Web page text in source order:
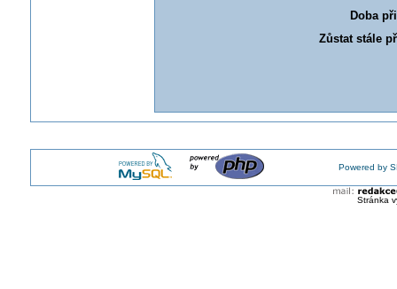
Doba
Zůstat stále
Powered by
Stránka